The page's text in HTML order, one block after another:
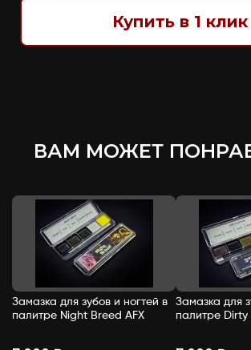
Купить в 1 клик
ВАМ МОЖЕТ
Замазка для зубов и ногтей в
палитре Night Breed AFX
Замазка для
палитре Dirty